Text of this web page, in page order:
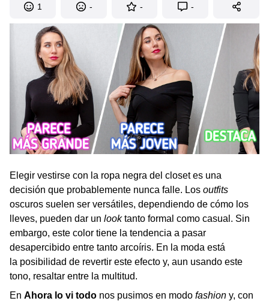
1 - - -
Elegir vestirse con la ropa negra del closet es una
decisión que probablemente nunca falle. Los outfits
oscuros suelen ser versátiles, dependiendo de cómo los
lleves, pueden dar un looktanto formal como casual. Sin
embargo, este color tiene la tendencia a pasar
desapercibido entre tanto arcoíris. En la moda está
la posibilidad de revertir este efecto y, aun usando este
tono, resaltar entre la multitud.
En Ahora lo vi todo nos pusimos en modo fashion y, con